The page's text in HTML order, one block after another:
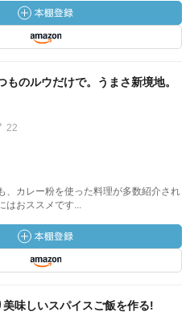
ものルウだけで。うまさ新境地。
22
、カレー粉を使った料理が多数紹介され
はおススメです...
美味しいスパイスご飯を作る!